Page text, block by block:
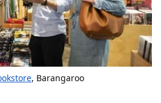
, Barangaroo